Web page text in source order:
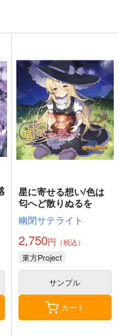
星に寄せる想い/色は
匂へど散りぬるを
幽閉サテライト
2,750円 （税込）
東方Project
サンプル
カート